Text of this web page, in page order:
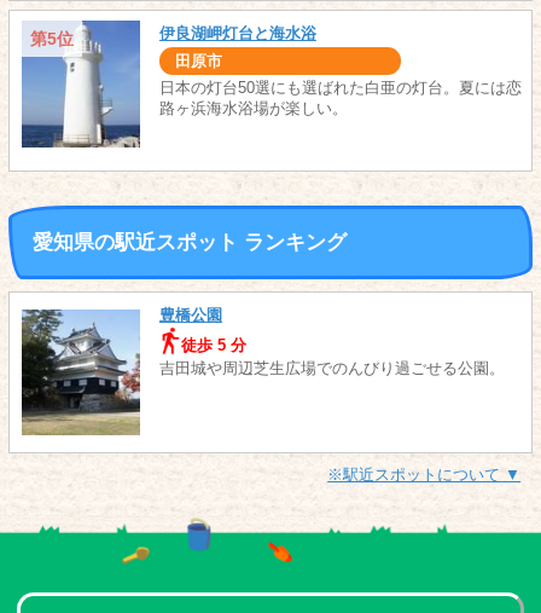
第5位 伊良湖岬灯台と海水浴
田原市
日本の灯台50選にも選ばれた白亜の灯台。夏には恋
路ヶ浜海水浴場が楽しい。
愛知県の駅近スポット ランキング
豊橋公園
徒歩 5 分
吉田城や周辺芝生広場でのんびり過ごせる公園。
※駅近スポットについて ▼